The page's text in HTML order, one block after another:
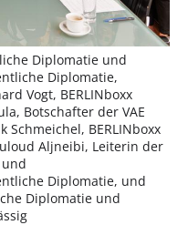
Diplomatie und
Diplomatie,
Vogt, BERLINboxx
Botschafter der VAE
Schmeichel, BERLINboxx
Aljneibi, Leiterin der
Diplomatie, und
Diplomatie und